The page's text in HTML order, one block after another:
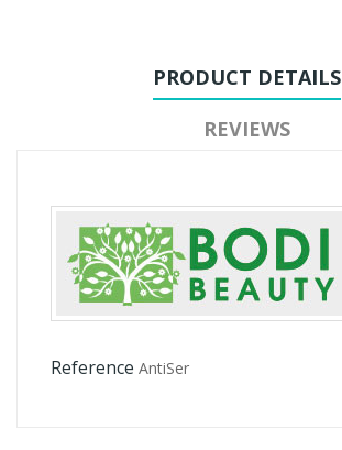
PRODUCT DETAILS
REVIEWS
Reference AntiSer